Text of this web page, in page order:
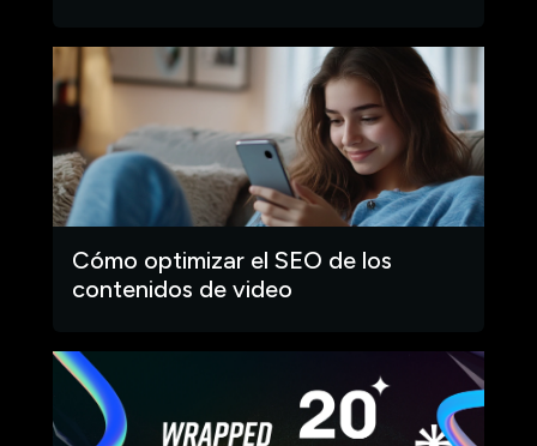
Cómo optimizar el SEO de los
contenidos de video